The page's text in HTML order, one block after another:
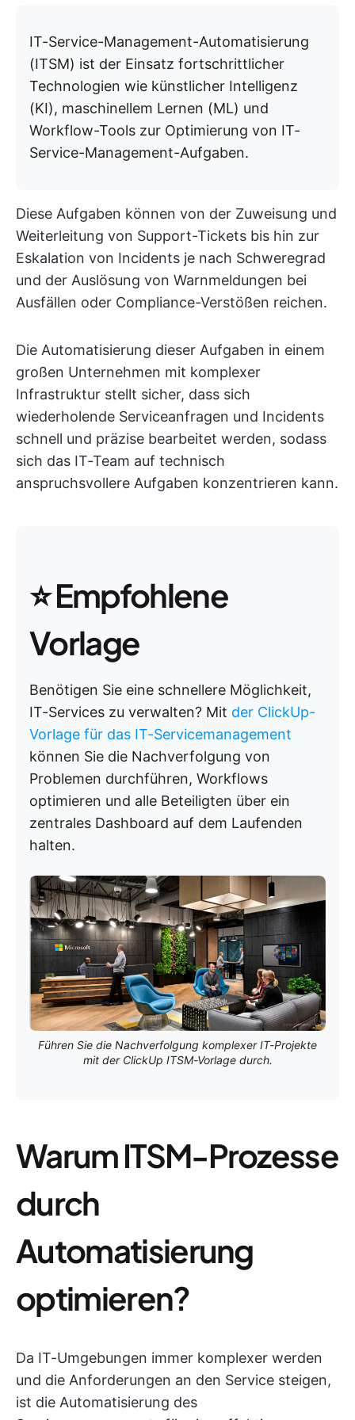
IT-Service-Management-Automatisierung
(ITSM) ist der Einsatz fortschrittlicher
Technologien wie künstlicher Intelligenz
(KI), maschinellem Lernen (ML) und
Workflow-Tools zur Optimierung von IT-
Service-Management-Aufgaben.
Diese Aufgaben können von der Zuweisung und
Weiterleitung von Support-Tickets bis hin zur
Eskalation von Incidents je nach Schweregrad
und der Auslösung von Warnmeldungen bei
Ausfällen oder Compliance-Verstößen reichen.
Die Automatisierung dieser Aufgaben in einem
großen Unternehmen mit komplexer
Infrastruktur stellt sicher, dass sich
wiederholende Serviceanfragen und Incidents
schnell und präzise bearbeitet werden, sodass
sich das IT-Team auf technisch
anspruchsvollere Aufgaben konzentrieren kann.
⭐ Empfohlene
Vorlage
Benötigen Sie eine schnellere Möglichkeit,
IT-Services zu verwalten? Mit der ClickUp-
Vorlage für das IT-Servicemanagement
können Sie die Nachverfolgung von
Problemen durchführen, Workflows
optimieren und alle Beteiligten über ein
zentrales Dashboard auf dem Laufenden
halten.
Führen Sie die Nachverfolgung komplexer IT-Projekte
mit der ClickUp ITSM-Vorlage durch.
Warum ITSM-Prozesse
durch
Automatisierung
optimieren?
Da IT-Umgebungen immer komplexer werden
und die Anforderungen an den Service steigen,
ist die Automatisierung des